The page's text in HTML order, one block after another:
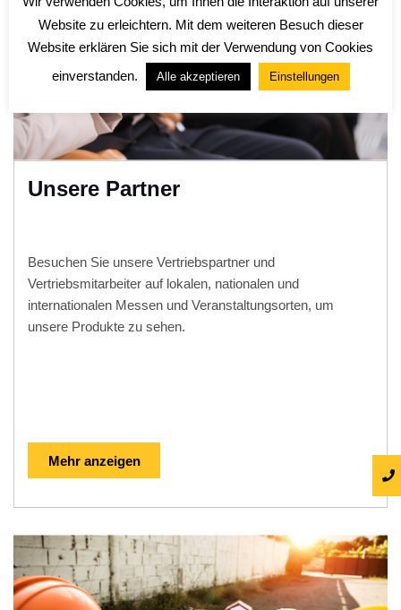
Unsere Partner
Besuchen Sie unsere Vertriebspartner und
Vertriebsmitarbeiter auf lokalen, nationalen und
internationalen Messen und Veranstaltungsorten, um
unsere Produkte zu sehen.
Mehr anzeigen
Website zu erleichtern. Mit dem weiteren Besuch dieser
Website erklären Sie sich mit der Verwendung von Cookies
einverstanden.
Alle akzeptieren Einstellungen